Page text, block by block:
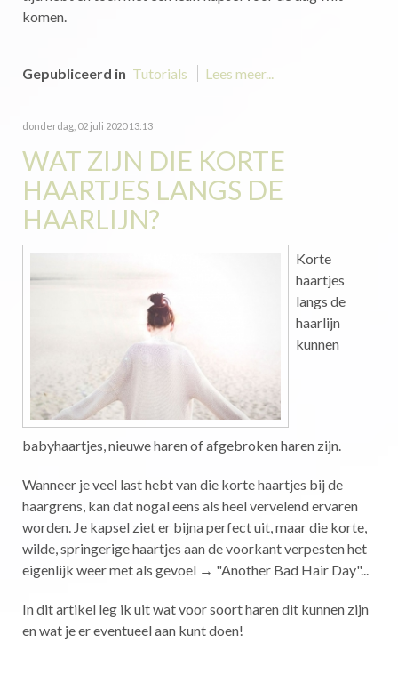
komen.
Gepubliceerd in Tutorials Lees meer...
donderdag, 02 juli 2020 13:13
WAT ZIJN DIE KORTE
HAARTJES LANGS DE
HAARLIJN?
Korte
haartjes
langs de
haarlijn
kunnen
babyhaartjes, nieuwe haren of afgebroken haren zijn.
Wanneer je veel last hebt van die korte haartjes bij de
haargrens, kan dat nogal eens als heel vervelend ervaren
worden. Je kapsel ziet er bijna perfect uit, maar die korte,
wilde, springerige haartjes aan de voorkant verpesten het
eigenlijk weer met als gevoel → "Another Bad Hair Day"...
In dit artikel leg ik uit wat voor soort haren dit kunnen zijn
en wat je er eventueel aan kunt doen!